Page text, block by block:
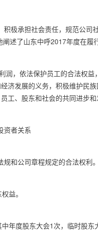
极承担社会责任，规范公司
阐述了山东中呼2017年度在履
润，依法保护员工的合法权
济发展的义务，积极维护民
工、股东和社会的共同进步和
资者关系
和公司章程规定的合法权利
益。
年度股东大会1次，临时股东